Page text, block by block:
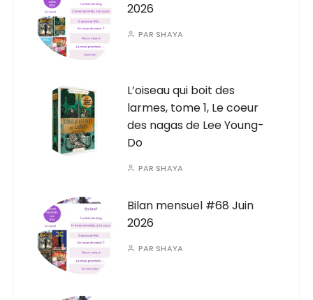
2026
PAR SHAYA
L’oiseau qui boit des
larmes, tome 1, Le coeur
des nagas de Lee Young-
Do
PAR SHAYA
Bilan mensuel #68 Juin
2026
PAR SHAYA